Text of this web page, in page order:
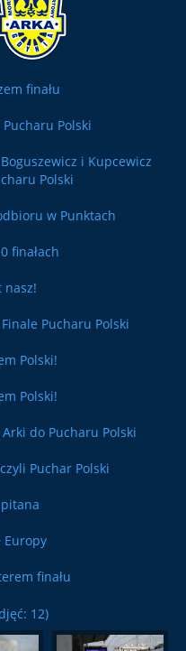
finału
Pucharu Polski
i Kupcewicz
Polski
w Punktach
finałach
nasz!
Pucharu Polski
Polski!
Polski!
do Pucharu Polski
Puchar Polski
Europy
finału
12)